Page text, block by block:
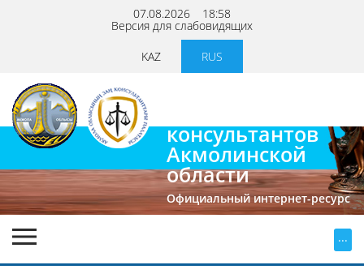
07.08.2026 18:58
Версия для слабовидящих
KAZ
RUS
консультантов
Акмолинской
области
Официальный интернет-ресурс
...